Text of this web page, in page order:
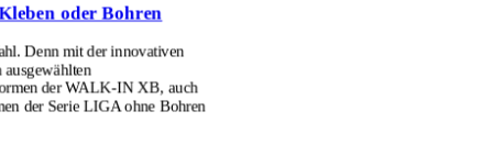
oder Bohren
Denn mit der innovativen
der WALK-IN XB, auch
der Serie LIGA ohne Bohren